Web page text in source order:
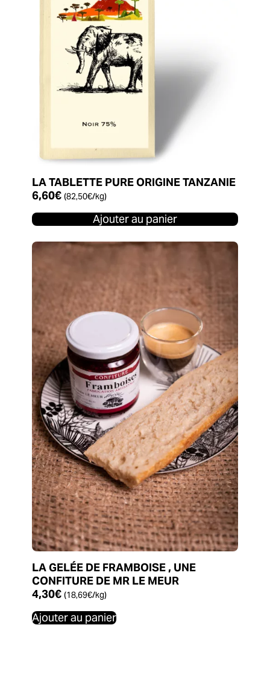
LA TABLETTE PURE ORIGINE TANZANIE
6,60€ (82,50€/kg)
Ajouter au panier
LA GELÉE DE FRAMBOISE , UNE
CONFITURE DE MR LE MEUR
4,30€ (18,69€/kg)
Ajouter au panier